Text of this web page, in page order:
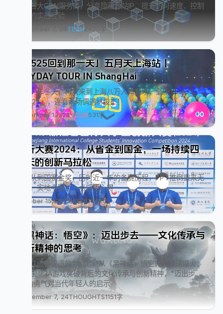
对比各大CDN服务商，分享隐藏源站IP、提升访问速度、控制
成本的实战经验
TECH
「5525回到那一天」五月天上海站｜
MAYDAY TOUR IN ShangHai
又是一年冬天，再次来到上海八万人体育场，全新
「5525」，连看两场偶遇林俊杰！
November 13, 24TOUR531字
创新大赛2024：从省金到国金，一场持续四
百天的创新马拉松
从组队到国赛金奖，历时近一年的备赛历程，PPT推倒重来无
数次，实地考察，一点感悟心得
October 15, 24CAREER1448字
《黑神话：悟空》：迈出步去——文化传承与
创新精神的思考
「这件值得说道的“大事”」从《黑神话：悟空》的全球爆火，
思考国产3A游戏突破背后的文化传承与创新精神，"迈出步
去"的勇气对当代年轻人的启示
September 7, 24THOUGHTS1151字